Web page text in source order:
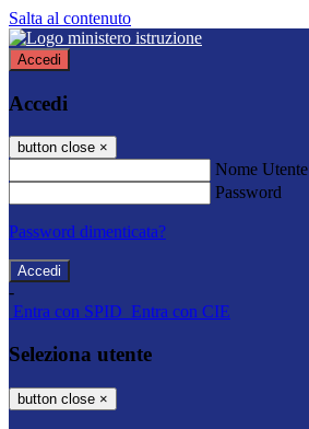
Salta al contenuto
Accedi
Accedi
button close ×
Nome Utente
Password
Password dimenticata?
-
Entra con SPID Entra con CIE
Seleziona utente
button close ×